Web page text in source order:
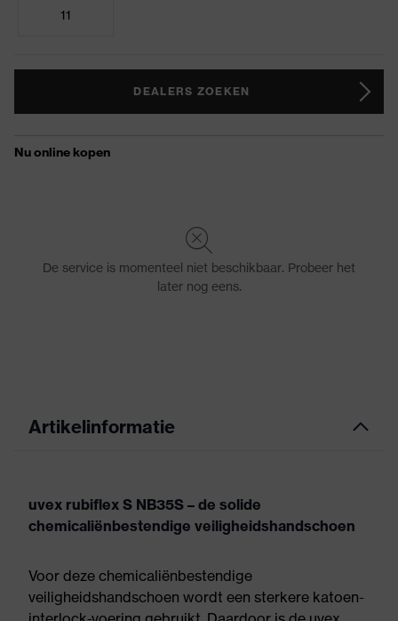
11
DEALERS ZOEKEN
Artikelinformatie
uvex rubiflex S NB35S – de solide
chemicaliënbestendige veiligheidshandschoen
Voor deze chemicaliënbestendige
veiligheidshandschoen wordt een sterkere katoen-